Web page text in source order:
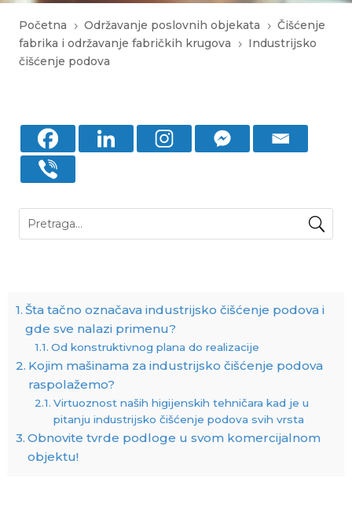
Početna 5 Održavanje poslovnih objekata 5 Čišćenje
fabrika i održavanje fabričkih krugova
5
Industrijsko
čišćenje podova
Šta tačno označava industrijsko čišćenje podova i
gde sve nalazi primenu?
Od konstruktivnog plana do realizacije
Kojim mašinama za industrijsko čišćenje podova
raspolažemo?
Virtuoznost naših higijenskih tehničara kad je u
pitanju industrijsko čišćenje podova svih vrsta
Obnovite tvrde podloge u svom komercijalnom
objektu!